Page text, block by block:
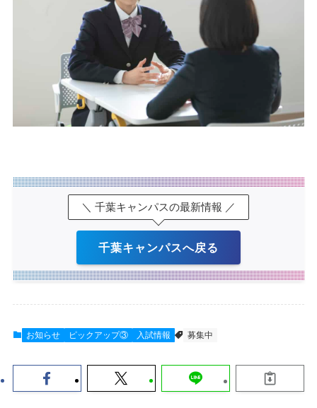
＼ 千葉キャンパスの最新情報 ／
千葉キャンパスへ戻る
お知らせ ピックアップ③ 入試情報 募集中